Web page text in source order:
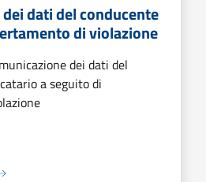
dati del conducente
di violazione
dei dati del
a seguito di